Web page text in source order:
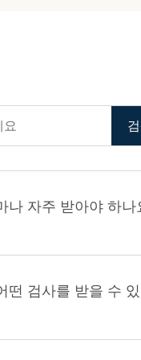
나 자주 받아야 하나
떤 검사를 받을 수